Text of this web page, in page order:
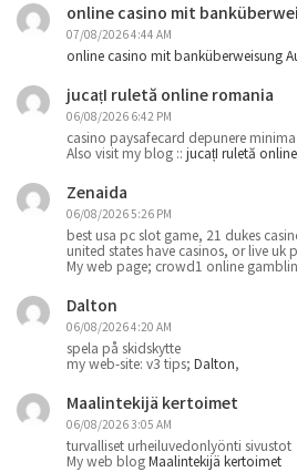
online casino mit
07/08/2026 4:44 AM
online casino mit banküberweisung
jucațI ruletă online romania
06/08/2026 6:42 PM
casino paysafecard depunere minima
Also visit my blog :: jucațI ruletă
Zenaida
06/08/2026 5:26 PM
best usa pc slot game, 21 dukes
united states have casinos, or live uk
My web page; crowd1 online
Dalton
06/08/2026 4:20 AM
spela på skidskytte
my web-site: v3 tips; Dalton,
Maalintekijä kertoimet
06/08/2026 3:05 AM
turvalliset urheiluvedonlyönti sivustot
My web blogMaalintekijä kertoimet